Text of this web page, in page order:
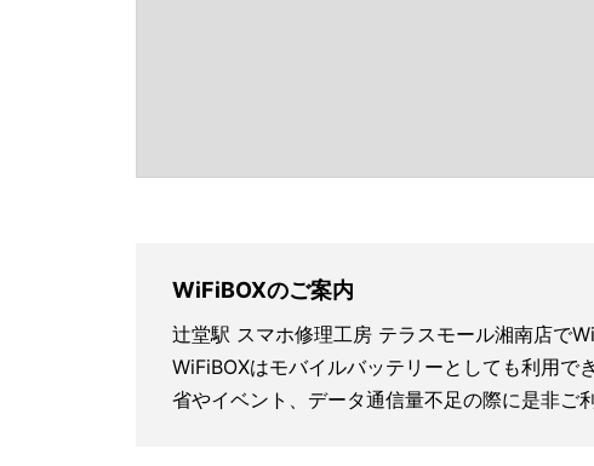
WiFiBOXのご案内
辻堂駅 スマホ修理工房 テラスモール湘南店で
WiFiBOXはモバイルバッテリーとしても利用
省やイベント、データ通信量不足の際に是非ご